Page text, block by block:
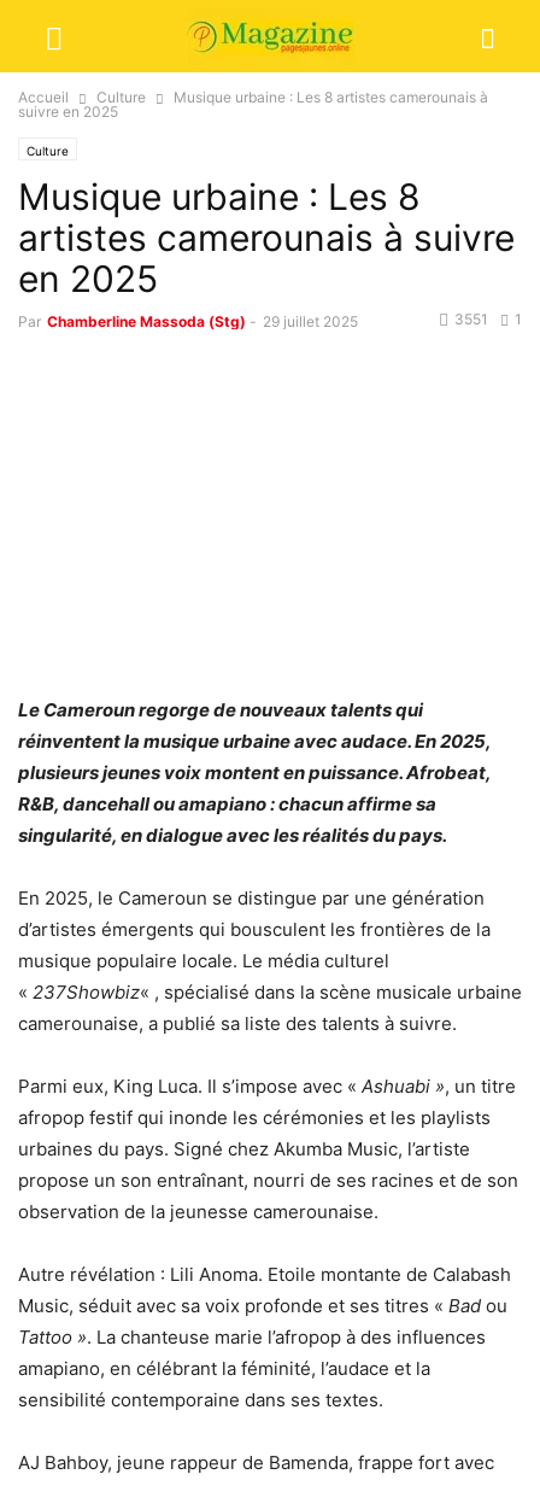
Accueil Culture
Musique urbaine : Les 8 artistes camerounais à
suivre en 2025
Culture
Musique urbaine : Les 8
artistes camerounais à suivre
en 2025
Par Chamberline Massoda (Stg) - 29 juillet 2025 1
3551
Le Cameroun regorge de nouveaux talents qui
réinventent la musique urbaine avec audace. En 2025,
plusieurs jeunes voix montent en puissance. Afrobeat,
R&B, dancehall ou amapiano : chacun affirme sa
singularité, en dialogue avec les réalités du pays.
En 2025, le Cameroun se distingue par une génération
d’artistes émergents qui bousculent les frontières de la
musique populaire locale. Le média culturel
« 237Showbiz« , spécialisé dans la scène musicale urbaine
camerounaise, a publié sa liste des talents à suivre.
Parmi eux, King Luca. Il s’impose avec « Ashuabi », un titre
afropop festif qui inonde les cérémonies et les playlists
urbaines du pays. Signé chez Akumba Music, l’artiste
propose un son entraînant, nourri de ses racines et de son
observation de la jeunesse camerounaise.
Autre révélation : Lili Anoma. Etoile montante de Calabash
Music, séduit avec sa voix profonde et ses titres « Bad ou
Tattoo ». La chanteuse marie l’afropop à des influences
amapiano, en célébrant la féminité, l’audace et la
sensibilité contemporaine dans ses textes.
AJ Bahboy, jeune rappeur de Bamenda, frappe fort avec